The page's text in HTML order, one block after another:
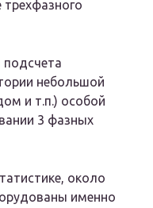
небольшой
и т.п.) особой
3 фазных
около
именно